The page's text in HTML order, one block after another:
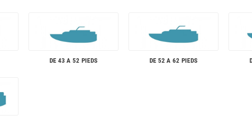
DE 43 A 52 PIEDS DE 52 A 62 PIEDS